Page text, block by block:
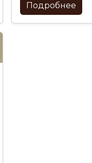
Подробнее